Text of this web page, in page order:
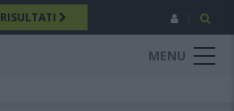
RISULTATI
MENU